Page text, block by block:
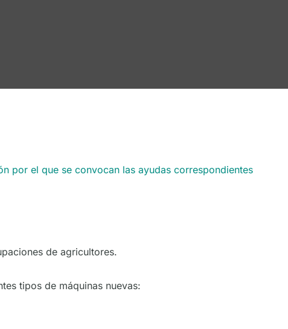
por el que se convocan las ayudas correspondientes
de agricultores.
tipos de máquinas nuevas: